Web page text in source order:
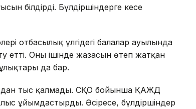
білдірді. Бүлдіршіндерге кеңсе
отбасылық үлгідегі балалар ауылында
етті. Оның ішінде жазасын өтеп жатқан
да бар.
тыс қалмады. СҚО бойынша ҚАЖД
ұйымдастырды. Әсіресе, бүлдіршіндер